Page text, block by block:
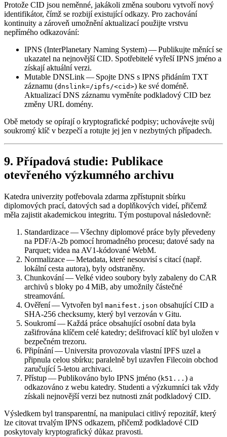
Protože CID jsou neměnné, jakákoli změna souboru vytvoří nový
identifikátor, čímž se rozbijí existující odkazy. Pro zachování
kontinuity a zároveň umožnění aktualizací použijte vrstvu
nepřímého odkazování:
IPNS (InterPlanetary Naming System)— Publikujte měnící se
ukazatel na nejnovější CID. Spotřebitelé vyřeší IPNS jméno a
získají aktuální verzi.
Mutable DNSLink— Spojte DNS s IPNS přidáním TXT
záznamu (dnslink=/ipfs/<cid>) ke své doméně.
Aktualizací DNS záznamu vyměníte podkladový CID bez
změny URL domény.
Obě metody se opírají o kryptografické podpisy; uchovávejte svůj
soukromý klíč v bezpečí a rotujte jej jen v nezbytných případech.
9. Případová studie: Publikace
otevřeného výzkumného archivu
Katedra univerzity potřebovala zdarma zpřístupnit sbírku
diplomových prací, datových sad a doplňkových videí, přičemž
měla zajistit akademickou integritu. Tým postupoval následovně:
Standardizace— Všechny diplomové práce byly převedeny
na PDF/A‑2b pomocí hromadného procesu; datové sady na
Parquet; videa na AV1‑kódované WebM.
Normalizace— Metadata, které nesouvisí s citací (např.
lokální cesta autora), byly odstraněny.
Chunkování— Velké video soubory byly zabaleny do CAR
archivů s bloky po 4 MiB, aby umožnily částečné
streamování.
Ověření— Vytvořen byl manifest.json obsahující CID a
SHA‑256 checksumy, který byl verzován v Gitu.
Soukromí— Každá práce obsahující osobní data byla
zašifrována klíčem celé katedry; dešifrovací klíč byl uložen v
bezpečném trezoru.
Připínání— Universita provozovala vlastní IPFS uzel a
připnula celou sbírku; paralelně byl uzavřen Filecoin obchod
zaručující 5‑letou archivaci.
Přístup— Publikováno bylo IPNS jméno (k51... ) a
odkazováno z webu katedry. Studenti a výzkumníci tak vždy
získali nejnovější verzi bez nutnosti znát podkladový CID.
Výsledkem byl transparentní, na manipulaci citlivý repozitář, který
lze citovat trvalým IPNS odkazem, přičemž podkladové CID
poskytovaly kryptografický důkaz pravosti.